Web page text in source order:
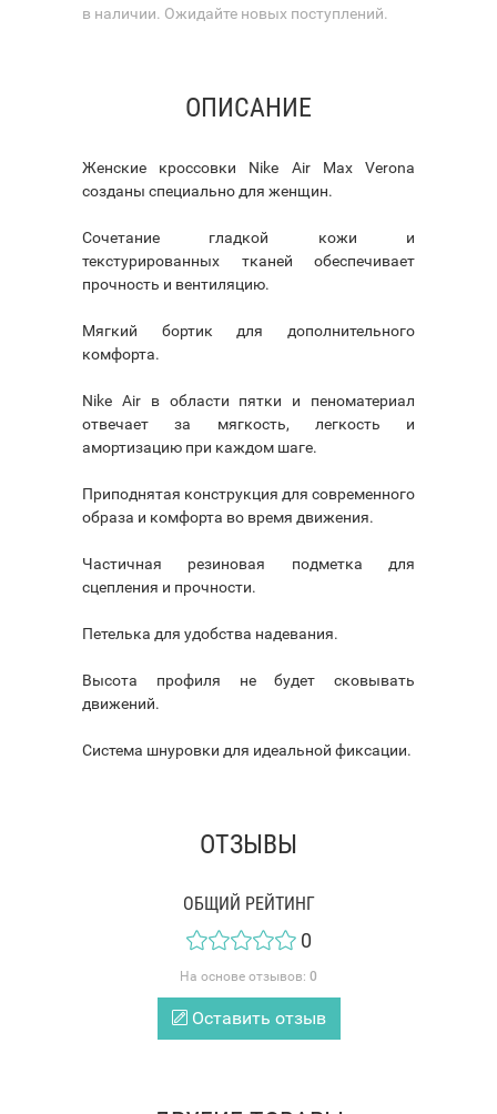
в наличии. Ожидайте новых поступлений.
ОПИСАНИЕ
Женские кроссовки Nike Air Max Verona
созданы специально для женщин.
Сочетание гладкой кожи и
текстурированных тканей обеспечивает
прочность и вентиляцию.
Мягкий бортик для дополнительного
комфорта.
Nike Air в области пятки и пеноматериал
отвечает за мягкость, легкость и
амортизацию при каждом шаге.
Приподнятая конструкция для современного
образа и комфорта во время движения.
Частичная резиновая подметка для
сцепления и прочности.
Петелька для удобства надевания.
Высота профиля не будет сковывать
движений.
Система шнуровки для идеальной фиксации.
ОТЗЫВЫ
ОБЩИЙ РЕЙТИНГ
0
На основе отзывов: 0
Оставить отзыв